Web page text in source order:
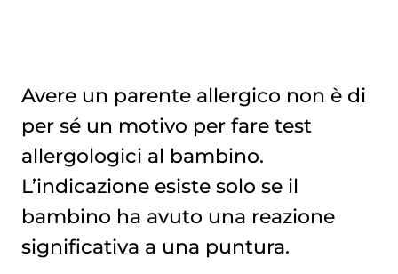
Avere un parente allergico non è di
per sé un motivo per fare test
allergologici al bambino.
L’indicazione esiste solo se il
bambino ha avuto una reazione
significativa a una puntura.